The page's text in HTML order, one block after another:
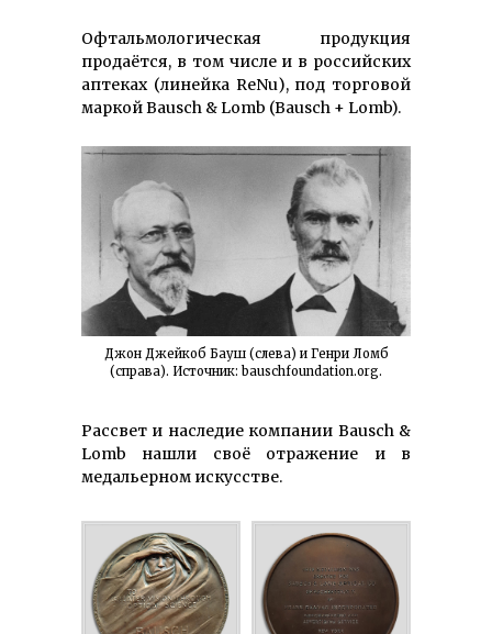
Офтальмологическая продукция
продаётся, в том числе и в российских
аптеках (линейка ReNu), под торговой
маркой Bausch & Lomb (Bausch + Lomb).
Джон Джейкоб Бауш (слева) и Генри Ломб
(справа). Источник: bauschfoundation.org.
Рассвет и наследие компании Bausch &
Lomb нашли своё отражение и в
медальерном искусстве.